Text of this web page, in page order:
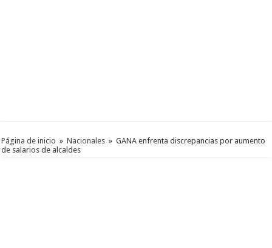
Página de inicio » Nacionales » GANA enfrenta discrepancias por aumento
de salarios de alcaldes